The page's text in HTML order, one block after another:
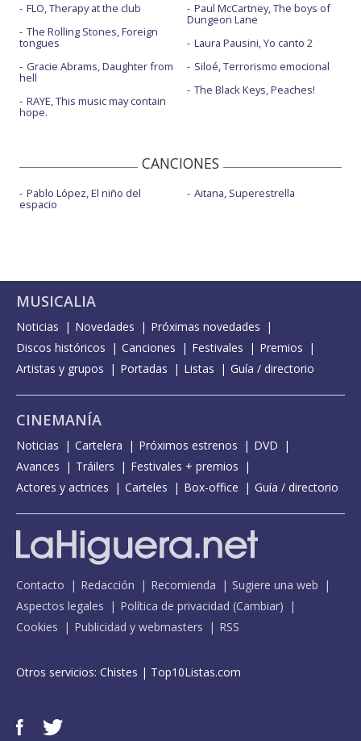
FLO, Therapy at the club
The Rolling Stones, Foreign
tongues
Gracie Abrams, Daughter from
hell
RAYE, This music may contain
hope.
Paul McCartney, The boys of
Dungeon Lane
Laura Pausini, Yo canto 2
Siloé, Terrorismo emocional
The Black Keys, Peaches!
CANCIONES
Pablo López, El niño del
espacio
Aitana, Superestrella
MUSICALIA
Noticias Novedades
Próximas novedades
Discos históricos
Canciones Festivales
Premios
Artistas y grupos
Portadas Listas Guía / directorio
CINEMANÍA
Noticias Cartelera Próximos estrenos
DVD
Avances
Tráilers
Festivales + premios
Actores y actrices
Carteles Box-office Guía / directorio
Contacto Redacción Recomienda
Sugiere una web
Aspectos legales
Política de privacidad (Cambiar)
Cookies
Publicidad y webmasters RSS
Otros servicios: Chistes | Top10Listas.com